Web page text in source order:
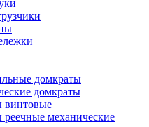
домкраты
домкраты
винтовые
механические